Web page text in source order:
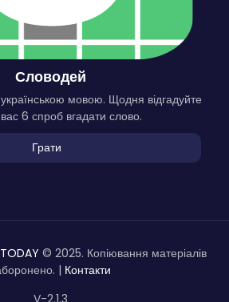
Словодей
мовою. Щодня відгадуйте
6 спроб вгадати слово.
Грати
© 2025. Копіювання матеріалів
| Контакти